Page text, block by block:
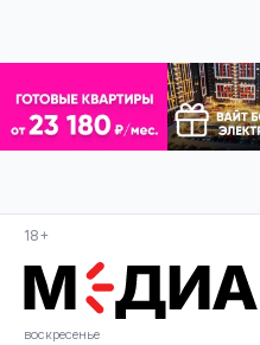
18+
воскресенье